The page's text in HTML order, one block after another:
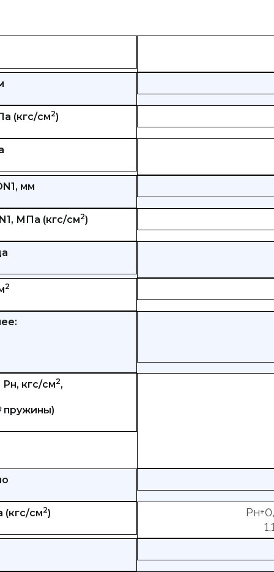
(кгс/см2)
мм
МПа (кгс/см2)
2
кгс/см2,
пружины)
см2)